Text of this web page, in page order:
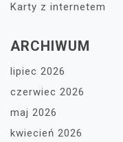
Karty z internetem
ARCHIWUM
lipiec 2026
czerwiec 2026
maj 2026
kwiecień 2026